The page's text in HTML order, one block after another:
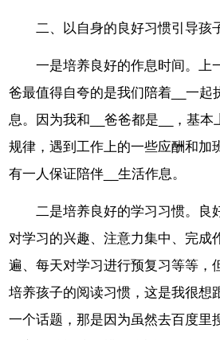
二、以自身的良好习惯引导孩
一是培养良好的作息时间。上
爸最值得自夸的是我们陪着__一起
息。因为我和__爸爸都是__，基本
规律，遇到工作上的一些应酬和加
有一人保证陪伴__生活作息。
二是培养良好的学习习惯。良
对学习的兴趣、注意力集中、完成
遍、每天对学习进行预复习等等，
培养孩子的阅读习惯，这是我很想
一个话题，那是因为虽然去百度里